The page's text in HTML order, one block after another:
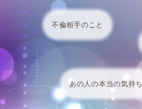
不倫相手のこと
あの人の本当の気持ち